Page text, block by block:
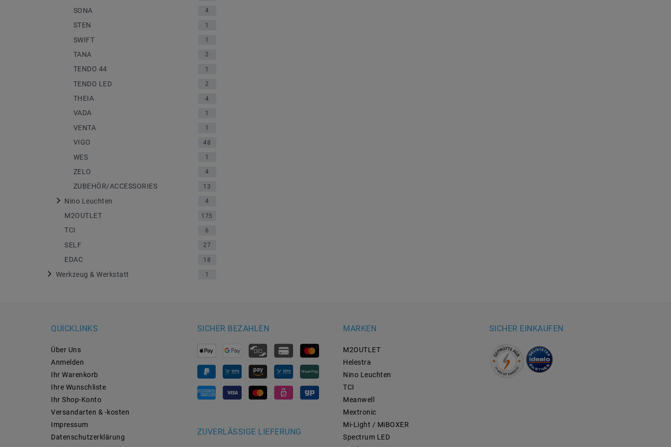
SONA 4
STEN 1
SWIFT 1
TANA 2
TENDO 44 1
TENDO LED 2
THEIA 4
VADA 1
VENTA 1
VIGO 48
WES 1
ZELO 4
ZUBEHÖR/ACCESSORIES 13
Nino Leuchten 4
M2OUTLET 175
TCI 6
SELF 27
EDAC 18
Werkzeug & Werkstatt 1
QUICKLINKS
Über Uns
Anmelden
Ihr Warenkorb
Ihre Wunschliste
Ihr Shop-Konto
Versandarten & -kosten
Impressum
Daten­schutz­erklärung
SICHER BEZAHLEN
ZUVERLÄSSIGE LIEFERUNG
MARKEN
M2OUTLET
Helestra
Nino Leuchten
TCI
Meanwell
Mextronic
Mi-Light / MiBOXER
Spectrum LED
SICHER EINKAUFEN